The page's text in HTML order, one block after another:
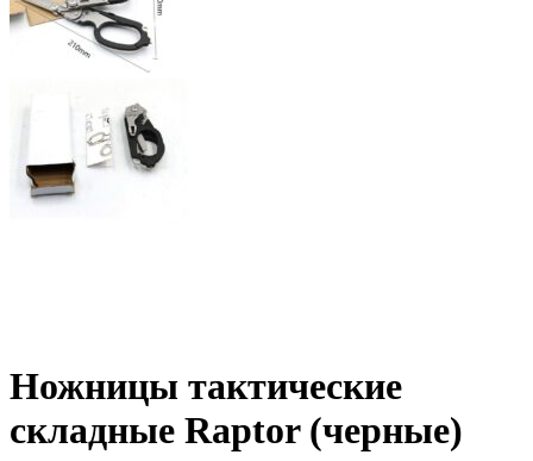
Ножницы тактические
складные Raptor (черные)